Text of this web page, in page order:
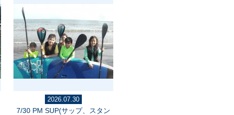
2026.07.30
7/30 PM SUP(サップ、スタン